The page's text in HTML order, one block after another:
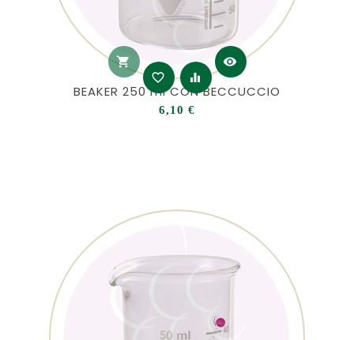
shopping_cart
favorite_border
equalizer
visibility
BEAKER 250 ml CON BECCUCCIO
6,10 €